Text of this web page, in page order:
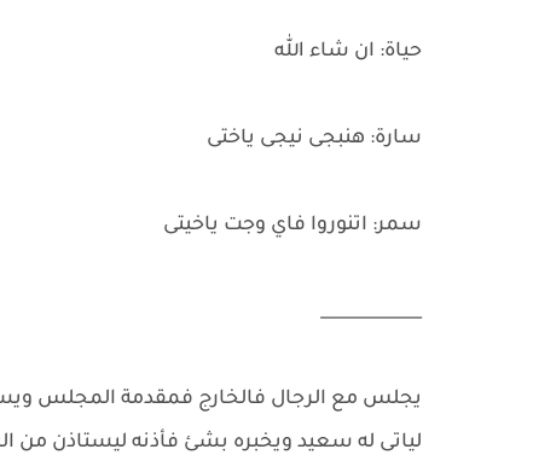
حياة: ان شاء الله
سارة: هنبجى نيجى ياختى
سمر: اتنوروا فاي وجت ياخيتى
____________
يجلس مع الرجال فالخارج فمقدمة المجلس
لياتى له سعيد ويخبره بشئ فأذنه ليستاذن من